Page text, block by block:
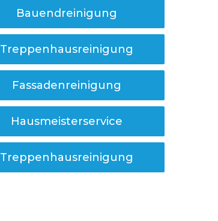
Bauendreinigung
Treppenhausreinigung
Fassadenreinigung
Hausmeisterservice
Treppenhausreinigung